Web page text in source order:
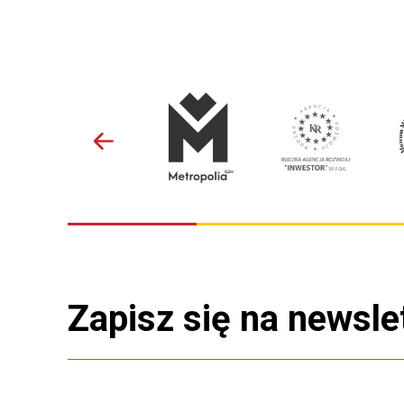
Zapisz się na